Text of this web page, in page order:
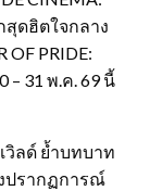
สุดฮิตใจกลาง
OF PRIDE:
– 31 พ.ค. 69 นี้
ลด์ ย้ำบทบาท
งปรากฏการณ์